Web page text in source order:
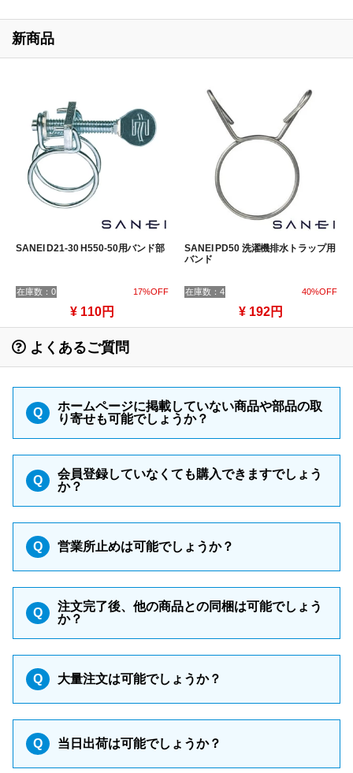
新商品
SANEI D21-30 H550-50用バンド部
在庫数：0 17%OFF
¥ 110円
SANEI PD50 洗濯機排水トラップ用
バンド
在庫数：4 40%OFF
¥ 192円
よくあるご質問
Q
ホームページに掲載していない商品や部品の取
り寄せも可能でしょうか？
Q
会員登録していなくても購入できますでしょう
か？
Q 営業所止めは可能でしょうか？
Q
注文完了後、他の商品との同梱は可能でしょう
か？
Q 大量注文は可能でしょうか？
Q 当日出荷は可能でしょうか？